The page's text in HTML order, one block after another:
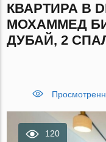
КВАРТИРА В
МОХАММЕД
ДУБАЙ, 2
120